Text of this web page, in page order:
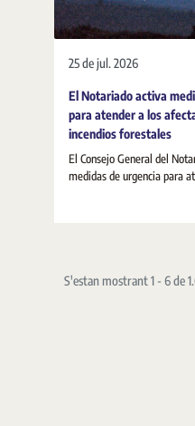
25 de jul. 2026
El Notariado activa
para atender a los
incendios forestales
El Consejo General del
medidas de urgencia para
S'estan mostrant 1 - 6 de